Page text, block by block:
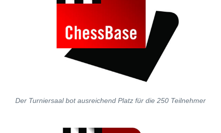
Der Turniersaal bot ausreichend Platz für die 250 Teilnehmer